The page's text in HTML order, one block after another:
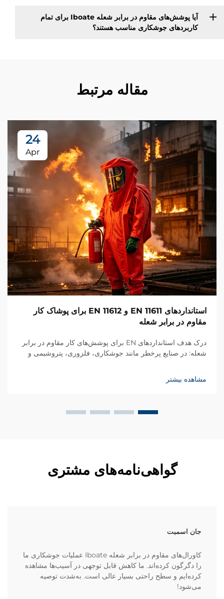
آیا پوشش‌های مقاوم در برابر شعله Iboate برای تمام
کاربردهای جوشکاری مناسب هستند؟
مقاله مرتبط
24
Apr
استانداردهای EN 11611 و EN 11612 برای پوشاک کار
مقاوم در برابر شعله
درک هدف استانداردهای EN برای پوشش‌های کار مقاوم در برابر
شعله: در صنایع پرخطر مانند جوشکاری، فلزوری، پتروشیمی و
حیاتی علیه آتش، حرارت و ...
مشاهده بیشتر
گواهی‌نامه‌های مشتری
جان اسمیت
کاورال‌های مقاوم در برابر شعله Iboate عملیات جوشکاری ما
را دگرگون کرده‌اند. ما کاهش قابل توجهی در آسیب‌ها مشاهده
کرده‌ایم و سطح راحتی بسیار عالی است. به‌شدت توصیه
می‌شود!